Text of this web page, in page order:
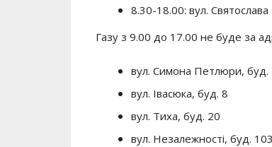
8.30-18.00: вул.
Газу з 9.00 до 17.00 не буде за
вул. Симона Петлюри, буд.
вул. Івасюка, буд. 8
вул. Тиха, буд. 20
вул. Незалежності, буд. 103